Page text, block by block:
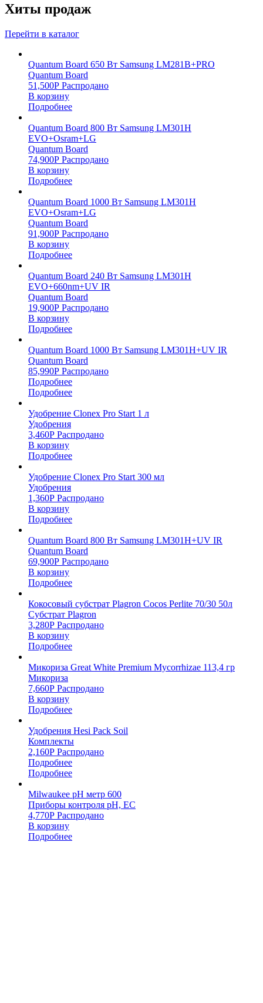
Хиты продаж
Перейти в каталог
Quantum Board 650 Вт Samsung LM281B+PRO
Quantum Board
51,500Р Распродано
В корзину
Подробнее
Quantum Board 800 Вт Samsung LM301H
EVO+Osram+LG
Quantum Board
74,900Р Распродано
В корзину
Подробнее
Quantum Board 1000 Вт Samsung LM301H
EVO+Osram+LG
Quantum Board
91,900Р Распродано
В корзину
Подробнее
Quantum Board 240 Вт Samsung LM301H
EVO+660nm+UV IR
Quantum Board
19,900Р Распродано
В корзину
Подробнее
Quantum Board 1000 Вт Samsung LM301H+UV IR
Quantum Board
85,990Р Распродано
Подробнее
Подробнее
Удобрение Clonex Pro Start 1 л
Удобрения
3,460Р Распродано
В корзину
Подробнее
Удобрение Clonex Pro Start 300 мл
Удобрения
1,360Р Распродано
В корзину
Подробнее
Quantum Board 800 Вт Samsung LM301H+UV IR
Quantum Board
69,900Р Распродано
В корзину
Подробнее
Кокосовый субстрат Plagron Cocos Perlite 70/30 50л
Субстрат Plagron
3,280Р Распродано
В корзину
Подробнее
Микориза Great White Premium Mycorrhizae 113,4 гр
Микориза
7,660Р Распродано
В корзину
Подробнее
Удобрения Hesi Pack Soil
Комплекты
2,160Р Распродано
Подробнее
Подробнее
Milwaukee pH метр 600
Приборы контроля pH, EC
4,770Р Распродано
В корзину
Подробнее